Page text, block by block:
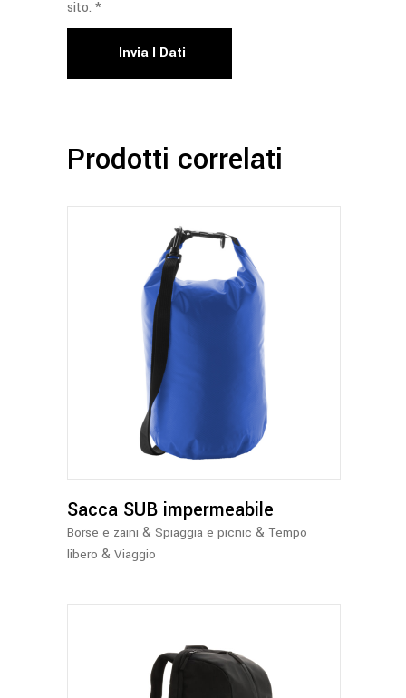
sito. *
Invia I Dati
Prodotti correlati
varianti.
Le
opzioni
possono
essere
Sacca SUB impermeabile
Borse e zaini & Spiaggia e picnic & Tempo
libero & Viaggio